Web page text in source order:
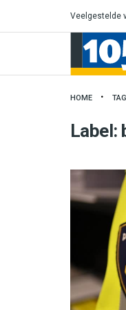
Veelgestelde
HOME TAG
Label: